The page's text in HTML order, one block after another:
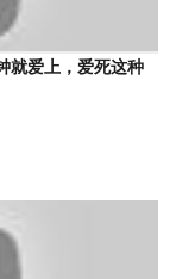
就爱上，爱死这种